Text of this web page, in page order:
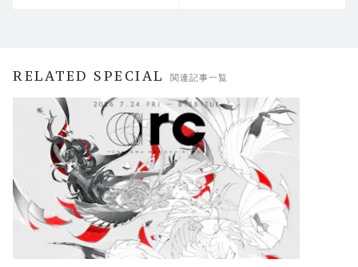
RELATED SPECIAL 関連記事一覧